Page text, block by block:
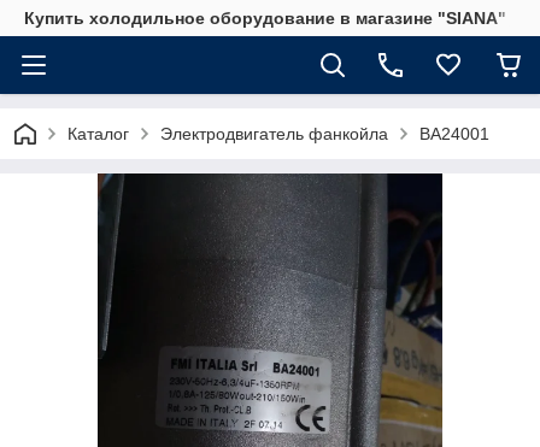
Купить холодильное оборудование в магазине "SIANA"
Каталог Электродвигатель фанкойла BA24001